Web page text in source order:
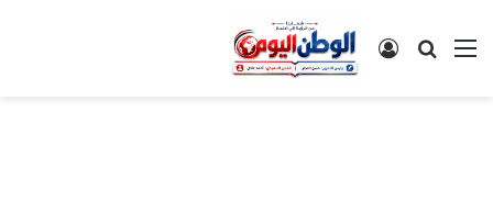
القائمةبحث عن تسجيل الدخول